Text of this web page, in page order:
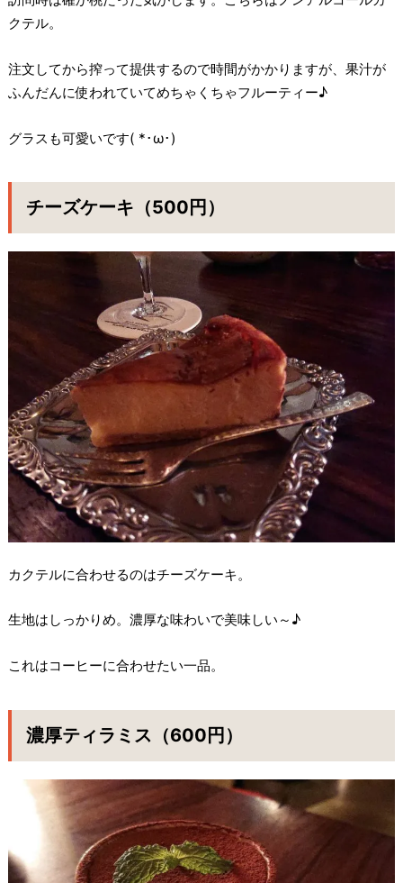
クテル。
注文してから搾って提供するので時間がかかりますが、果汁が
ふんだんに使われていてめちゃくちゃフルーティー♪
グラスも可愛いです( *･ω･)
チーズケーキ（500円）
カクテルに合わせるのはチーズケーキ。
生地はしっかりめ。濃厚な味わいで美味しい～♪
これはコーヒーに合わせたい一品。
濃厚ティラミス（600円）